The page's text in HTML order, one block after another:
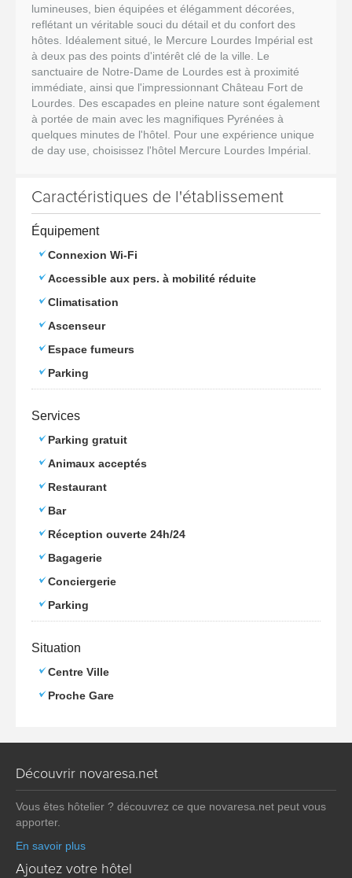
lumineuses, bien équipées et élégamment décorées,
reflétant un véritable souci du détail et du confort des
hôtes. Idéalement situé, le Mercure Lourdes Impérial est
à deux pas des points d'intérêt clé de la ville. Le
sanctuaire de Notre-Dame de Lourdes est à proximité
immédiate, ainsi que l'impressionnant Château Fort de
Lourdes. Des escapades en pleine nature sont également
à portée de main avec les magnifiques Pyrénées à
quelques minutes de l'hôtel. Pour une expérience unique
de day use, choisissez l'hôtel Mercure Lourdes Impérial.
Caractéristiques de l'établissement
Équipement
Connexion Wi-Fi
Accessible aux pers. à mobilité réduite
Climatisation
Ascenseur
Espace fumeurs
Parking
Services
Parking gratuit
Animaux acceptés
Restaurant
Bar
Réception ouverte 24h/24
Bagagerie
Conciergerie
Parking
Situation
Centre Ville
Proche Gare
Découvrir novaresa.net
Vous êtes hôtelier ? découvrez ce que novaresa.net peut vous
apporter.
En savoir plus
Ajoutez votre hôtel